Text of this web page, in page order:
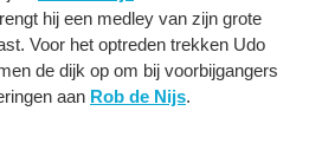
hij een medley van zijn grote
Voor het optreden trekken Udo
de dijk op om bij voorbijgangers
aan Rob de Nijs.